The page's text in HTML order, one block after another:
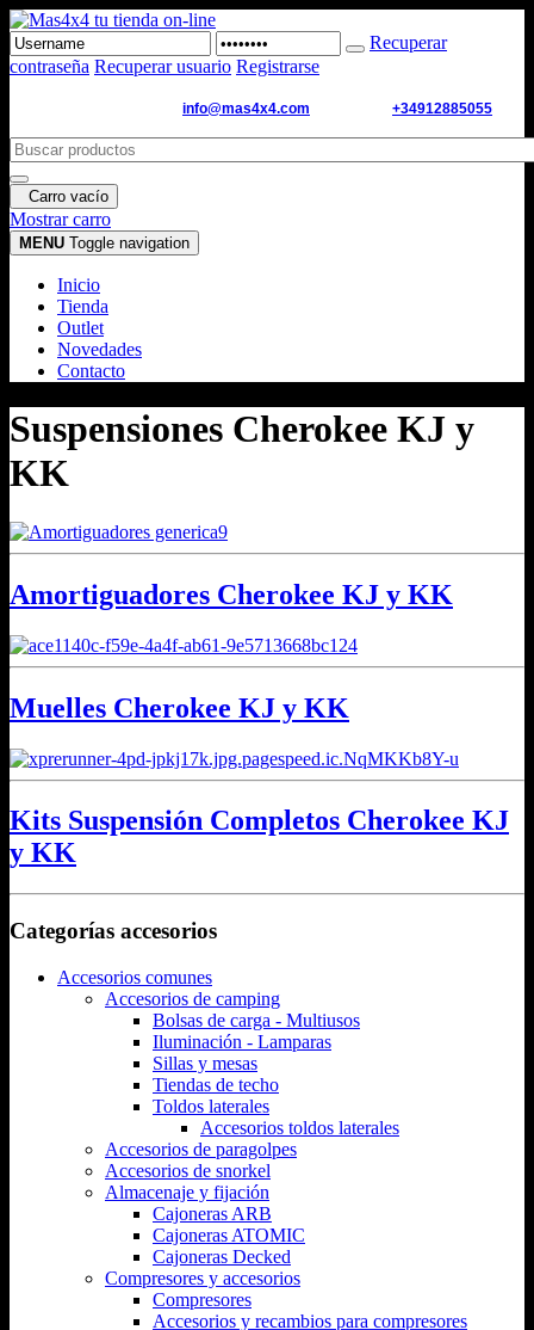
Recuperar
contraseña Recuperar usuario Registrarse
info@mas4x4.com +34912885055
Carro vacío
Mostrar carro
MENU Toggle navigation
Inicio
Tienda
Outlet
Novedades
Contacto
Suspensiones Cherokee KJ y
KK
Amortiguadores Cherokee KJ y KK
Muelles Cherokee KJ y KK
Kits Suspensión Completos Cherokee KJ
y KK
Categorías accesorios
Accesorios comunes
Accesorios de camping
Bolsas de carga - Multiusos
Iluminación - Lamparas
Sillas y mesas
Tiendas de techo
Toldos laterales
Accesorios toldos laterales
Accesorios de paragolpes
Accesorios de snorkel
Almacenaje y fijación
Cajoneras ARB
Cajoneras ATOMIC
Cajoneras Decked
Compresores y accesorios
Compresores
Accesorios y recambios para compresores